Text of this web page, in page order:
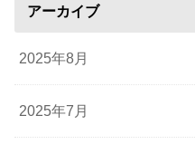
アーカイブ
2025年8月
2025年7月